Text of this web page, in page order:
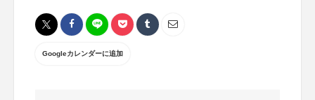
Googleカレンダーに追加